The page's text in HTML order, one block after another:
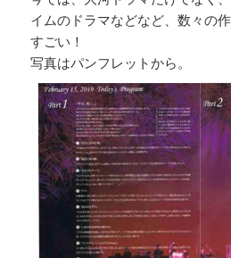
イムのドラマなどなど、数々の
すごい！
写真はパンフレットから。